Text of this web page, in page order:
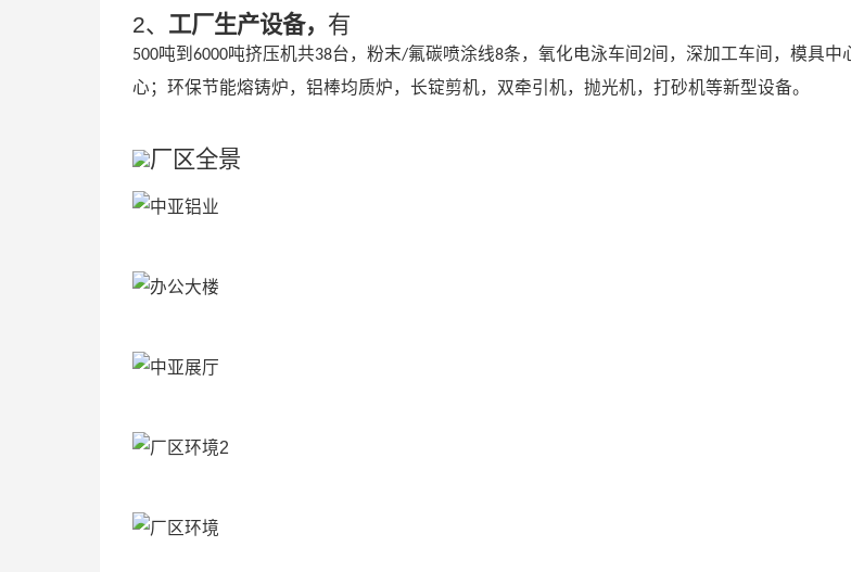
2、 工厂生产设备， 有
500吨到 6000吨挤压机共38台，粉末/氟碳喷涂线8条，氧化电泳车间2间，深加工车间，模具中
心；环保节能熔铸炉，铝棒均质炉，长锭剪机，双牵引机，抛光机，打砂机等新型设备。